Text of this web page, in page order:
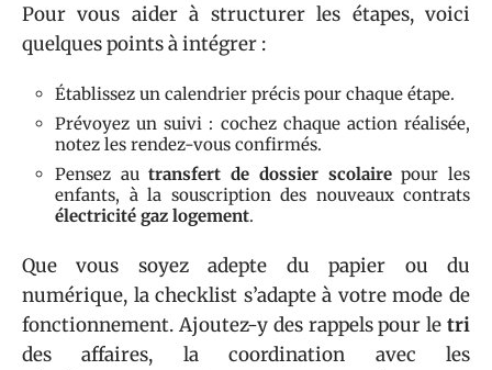
Pour vous aider à structurer les étapes, voici
quelques points à intégrer :
Établissez un calendrier précis pour chaque étape.
Prévoyez un suivi : cochez chaque action réalisée,
notez les rendez-vous confirmés.
Pensez autransfert de dossier scolairepour les
enfants, à la souscription des nouveaux contrats
électricité gaz logement.
Que vous soyez adepte du papier ou du
numérique, la checklist s’adapte à votre mode de
fonctionnement. Ajoutez-y des rappels pour le tri
des affaires, la coordination avec les